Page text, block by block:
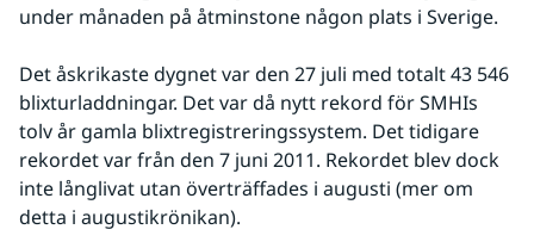
under månaden på åtminstone någon plats i Sverige.
Det åskrikaste dygnet var den 27 juli med totalt 43 546
blixturladdningar. Det var då nytt rekord för SMHIs
tolv år gamla blixtregistreringssystem. Det tidigare
rekordet var från den 7 juni 2011. Rekordet blev dock
inte långlivat utan överträffades i augusti (mer om
detta i augustikrönikan).